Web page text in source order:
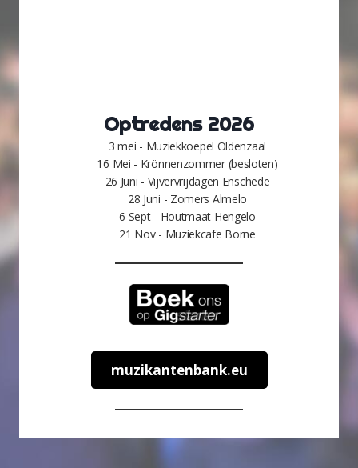
Optredens 2026
3 mei - Muziekkoepel Oldenzaal
16 Mei - Krönnenzommer (besloten)
26 Juni - Vijvervrijdagen Enschede
28 Juni - Zomers Almelo
6 Sept - Houtmaat Hengelo
21 Nov - Muziekcafe Borne
muzikantenbank.eu